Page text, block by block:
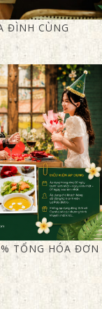
ĐÌNH CÙNG
TỔNG HÓA ĐƠN